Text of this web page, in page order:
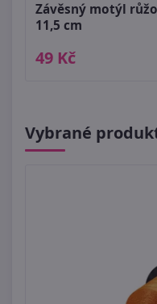
Závěsný motýl
11,5 cm
49 Kč
Vybrané